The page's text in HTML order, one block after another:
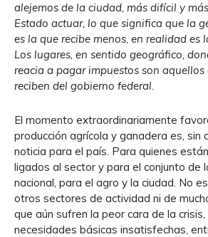
alejemos de la ciudad, más difícil y
Estado actuar, lo que significa que la
es la que recibe menos, en realidad es
Los lugares, en sentido geográfico,
reacia a pagar impuestos son aquellos
reciben del gobierno federal.
El momento extraordinariamente
producción agrícola y ganadera es, sin
noticia para el país. Para quienes
ligados al sector y para el conjunto de
nacional, para el agro y la ciudad. No
otros sectores de actividad ni de
que aún sufren la peor cara de la
necesidades básicas insatisfechas,